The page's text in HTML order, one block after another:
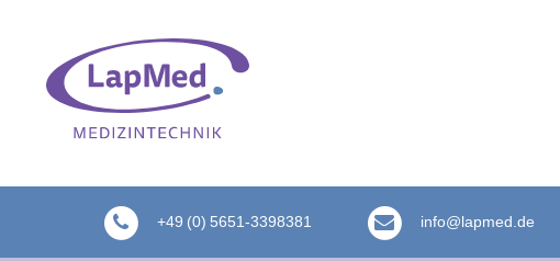
+49 (0) 5651-3398381 info@lapmed.de